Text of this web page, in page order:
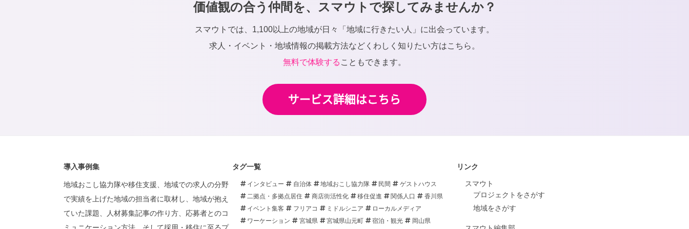
価値観の合う仲間を、スマウトで探してみませんか？
スマウトでは、1,100以上の地域が日々「地域に行きたい人」に出会っています。
求人・イベント・地域情報の掲載方法などくわしく知りたい方はこちら。
無料で体験する こともできます。
導入事例集
地域おこし協力隊や移住支援、地域での求人の分野
で実績を上げた地域の担当者に取材し、地域が抱え
ていた課題、人材募集記事の作り方、応募者とのコ
タグ一覧
インタビュー 自治体 地域おこし協力隊 民間
ゲストハウス
二拠点・多拠点居住
商店街活性化 移住促進 関係人口
香川県
イベント集客
フリアコ ミドルシニア
ローカルメディア
ワーケーション
宮城県 宮城県山元町 宿泊・観光 岡山県
リンク
スマウト
プロジェクトをさがす
地域をさがす